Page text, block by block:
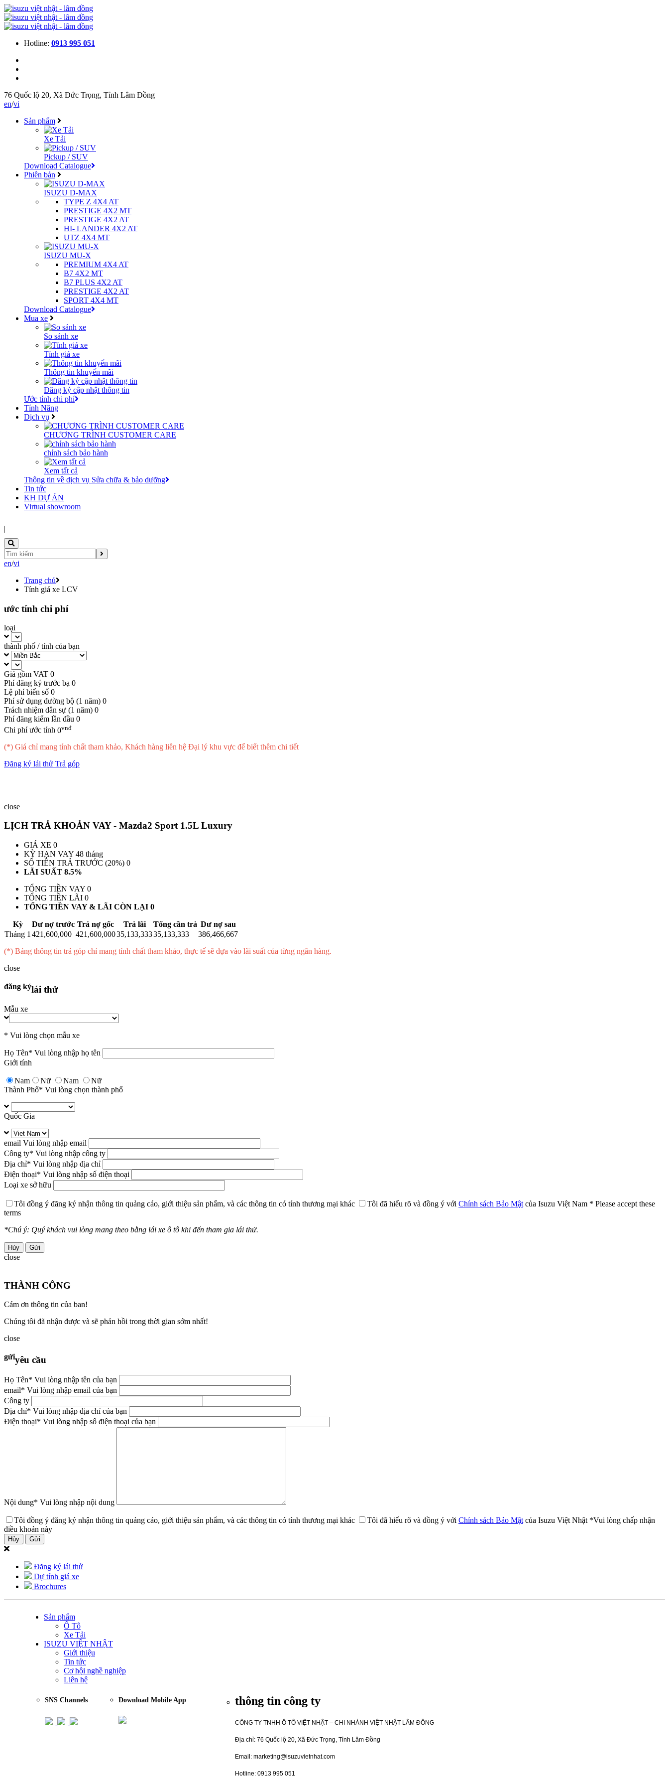
Hotline: 0913 995 051
76 Quốc lộ 20, Xã Đức Trọng, Tỉnh Lâm Đồng
en/vi
Sản phẩm
Xe Tải
Pickup / SUV
Download Catalogue
Phiên bản
ISUZU D-MAX
TYPE Z 4X4 AT
PRESTIGE 4X2 MT
PRESTIGE 4X2 AT
HI- LANDER 4X2 AT
UTZ 4X4 MT
ISUZU MU-X
PREMIUM 4X4 AT
B7 4X2 MT
B7 PLUS 4X2 AT
PRESTIGE 4X2 AT
SPORT 4X4 MT
Download Catalogue
Mua xe
So sánh xe
Tính giá xe
Thông tin khuyến mãi
Đăng ký cập nhật thông tin
Ước tính chi phí
Tính Năng
Dịch vụ
CHƯƠNG TRÌNH CUSTOMER CARE
chính sách bảo hành
Xem tất cả
Thông tin về dịch vụ Sửa chữa & bảo dưỡng
Tin tức
KH DỰ ÁN
Virtual showroom
|
en/vi
Trang chủ
Tính giá xe LCV
ước tính chi phí
loại
thành phố / tỉnh của bạn
Giá gồm VAT 0
Phí đăng ký trước bạ 0
Lệ phí biển số 0
Phí sử dụng đường bộ (1 năm) 0
Trách nhiệm dân sự (1 năm) 0
Phí đăng kiểm lần đầu 0
Chi phí ước tính 0vnđ
(*) Giá chỉ mang tính chất tham khảo, Khách hàng liên hệ Đại lý khu vực để biết thêm chi tiết
Đăng ký lái thử Trả góp
close
LỊCH TRẢ KHOẢN VAY - Mazda2 Sport 1.5L Luxury
GIÁ XE 0
KỲ HẠN VAY 48 tháng
SỐ TIỀN TRẢ TRƯỚC (20%) 0
LÃI SUẤT 8.5%
TỔNG TIỀN VAY 0
TỔNG TIỀN LÃI 0
TỔNG TIỀN VAY & LÃI CÒN LẠI 0
Kỳ Dư nợ trước Trả nợ gốc Trả lãi Tổng cần trả Dư nợ sau
Tháng 1 421,600,000 421,600,00035,133,33335,133,333
386,466,667
(*) Bảng thông tin trả góp chỉ mang tính chất tham khảo, thực tế sẽ dựa vào lãi suất của từng ngân hàng.
close
đăng kýlái thử
Mẫu xe
* Vui lòng chọn mẫu xe
Họ Tên* Vui lòng nhập họ tên
Giới tính
Nam Nữ Nam
Nữ
Thành Phố* Vui lòng chọn thành phố
Quốc Gia
email Vui lòng nhập email
Công ty* Vui lòng nhập công ty
Địa chỉ* Vui lòng nhập địa chỉ
Điện thoại* Vui lòng nhập số điện thoại
Loại xe sở hữu
Tôi đồng ý đăng ký nhận thông tin quảng cáo, giới thiệu sản phẩm, và các thông tin có tính thương mại khác Tôi đã hiểu rõ và đồng ý với Chính sách Bảo Mật của Isuzu Việt Nam * Please accept these
terms
*Chú ý: Quý khách vui lòng mang theo bằng lái xe ô tô khi đến tham gia lái thử.
Hủy
close
THÀNH CÔNG
Cám ơn thông tin của ban!
Chúng tôi đã nhận được và sẽ phản hồi trong thời gian sớm nhất!
close
gửiyêu cầu
Họ Tên* Vui lòng nhập tên của bạn
email* Vui lòng nhập email của bạn
Công ty
Địa chỉ* Vui lòng nhập địa chỉ của bạn
Điện thoại* Vui lòng nhập số điện thoại của bạn
Nội dung* Vui lòng nhập nội dung
Tôi đồng ý đăng ký nhận thông tin quảng cáo, giới thiệu sản phẩm, và các thông tin có tính thương mại khác Tôi đã hiểu rõ và đồng ý với Chính sách Bảo Mật của Isuzu Việt Nhật *Vui lòng chấp nhận
điều khoản này
Hủy
Đăng ký lái thử
Dự tính giá xe
Brochures
Sản phẩm
Ô Tô
Xe Tải
ISUZU VIỆT NHẬT
Giới thiệu
Tin tức
Cơ hội nghề nghiệp
Liên hệ
SNS Channels Download Mobile App thông tin công ty
CÔNG TY TNHH Ô TÔ VIỆT NHẬT – CHI NHÁNH VIỆT NHẬT LÂM ĐỒNG
Địa chỉ: 76 Quốc lộ 20, Xã Đức Trọng, Tỉnh Lâm Đồng
Email: marketing@isuzuvietnhat.com
Hotline: 0913 995 051